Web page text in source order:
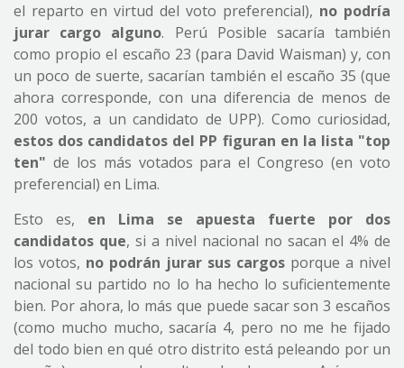
el reparto en virtud del voto preferencial), no podría
jurar cargo alguno. Perú Posible sacaría también
como propio el escaño 23 (para David Waisman) y, con
un poco de suerte, sacarían también el escaño 35 (que
ahora corresponde, con una diferencia de menos de
200 votos, a un candidato de UPP). Como curiosidad,
estos dos candidatos del PP figuran en la lista "top
ten" de los más votados para el Congreso (en voto
preferencial) en Lima.
Esto es, en Lima se apuesta fuerte por dos
candidatos que, si a nivel nacional no sacan el 4% de
los votos, no podrán jurar sus cargos porque a nivel
nacional su partido no lo ha hecho lo suficientemente
bien. Por ahora, lo más que puede sacar son 3 escaños
(como mucho mucho, sacaría 4, pero no me he fijado
del todo bien en qué otro distrito está peleando por un